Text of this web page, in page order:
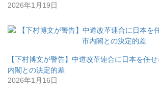
2026年1月19日
【下村博文が警告】中道改革連合に日本を任
内閣との決定的差
2026年1月16日